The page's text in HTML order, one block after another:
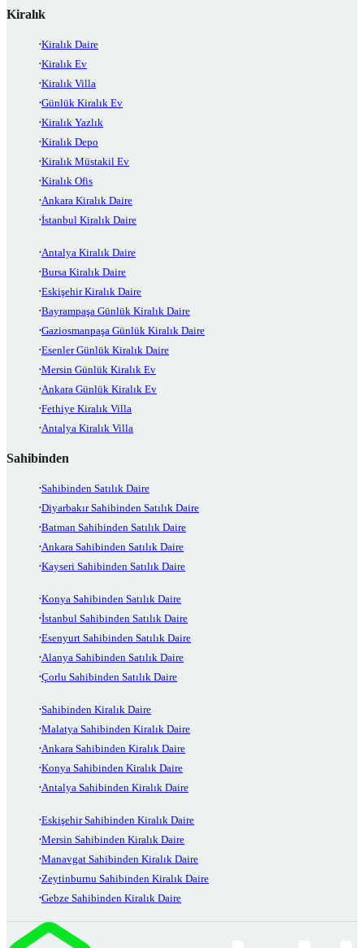
Kiralık
Kiralık Daire
Kiralık Ev
Kiralık Villa
Günlük Kiralık Ev
Kiralık Yazlık
Kiralık Depo
Kiralık Müstakil Ev
Kiralık Ofis
Ankara Kiralık Daire
İstanbul Kiralık Daire
Antalya Kiralık Daire
Bursa Kiralık Daire
Eskişehir Kiralık Daire
Bayrampaşa Günlük Kiralık Daire
Gaziosmanpaşa Günlük Kiralık Daire
Esenler Günlük Kiralık Daire
Mersin Günlük Kiralık Ev
Ankara Günlük Kiralık Ev
Fethiye Kiralık Villa
Antalya Kiralık Villa
Sahibinden
Sahibinden Satılık Daire
Diyarbakır Sahibinden Satılık Daire
Batman Sahibinden Satılık Daire
Ankara Sahibinden Satılık Daire
Kayseri Sahibinden Satılık Daire
Konya Sahibinden Satılık Daire
İstanbul Sahibinden Satılık Daire
Esenyurt Sahibinden Satılık Daire
Alanya Sahibinden Satılık Daire
Çorlu Sahibinden Satılık Daire
Sahibinden Kiralık Daire
Malatya Sahibinden Kiralık Daire
Ankara Sahibinden Kiralık Daire
Konya Sahibinden Kiralık Daire
Antalya Sahibinden Kiralık Daire
Eskişehir Sahibinden Kiralık Daire
Mersin Sahibinden Kiralık Daire
Manavgat Sahibinden Kiralık Daire
Zeytinburnu Sahibinden Kiralık Daire
Gebze Sahibinden Kiralık Daire